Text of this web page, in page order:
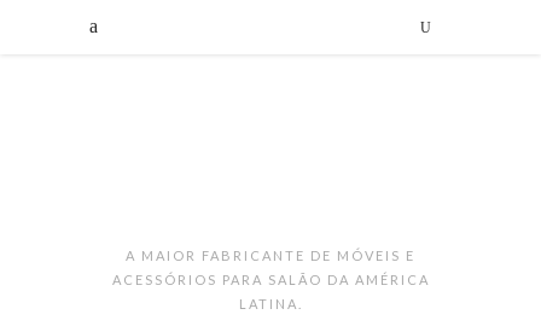
A MAIOR FABRICANTE DE MÓVEIS E
ACESSÓRIOS PARA SALÃO DA AMÉRICA
LATINA.